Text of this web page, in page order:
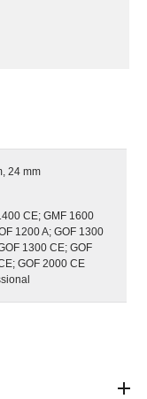
24 mm
CE; GMF 1600
1200 A; GOF 1300
1300 CE; GOF
GOF 2000 CE